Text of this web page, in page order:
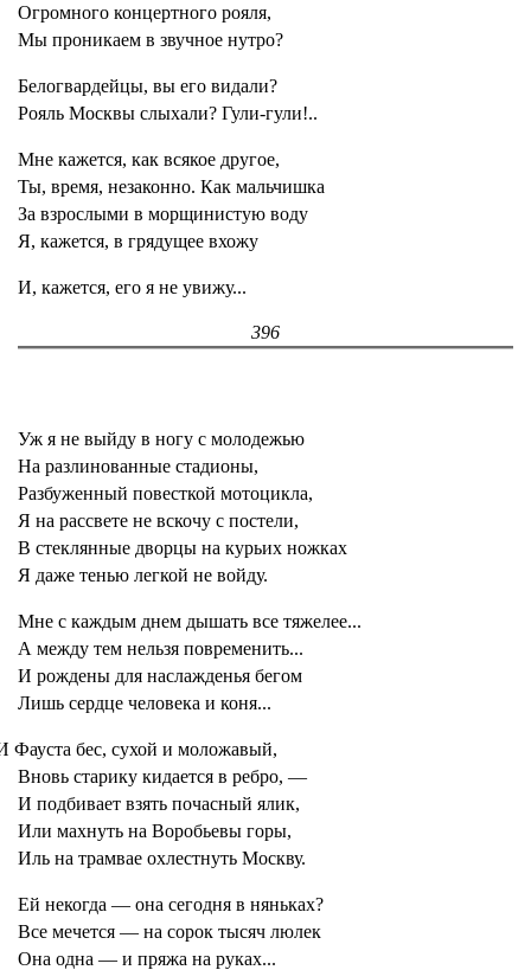
Огромного концертного рояля,
Мы проникаем в звучное нутро?
Белогвардейцы, вы его видали?
Рояль Москвы слыхали? Гули-гули!..
Мне кажется, как всякое другое,
Ты, время, незаконно. Как мальчишка
За взрослыми в морщинистую воду
Я, кажется, в грядущее вхожу
И, кажется, его я не увижу...
396
Уж я не выйду в ногу с молодежью
На разлинованные стадионы,
Разбуженный повесткой мотоцикла,
Я на рассвете не вскочу с постели,
В стеклянные дворцы на курьих ножках
Я даже тенью легкой не войду.
Мне с каждым днем дышать все тяжелее...
А между тем нельзя повременить...
И рождены для наслажденья бегом
Лишь сердце человека и коня...
Фауста бес, сухой и моложавый,
Вновь старику кидается в ребро, —
И подбивает взять почасный ялик,
Или махнуть на Воробьевы горы,
Иль на трамвае охлестнуть Москву.
Ей некогда — она сегодня в няньках?
Все мечется — на сорок тысяч люлек
Она одна — и пряжа на руках...